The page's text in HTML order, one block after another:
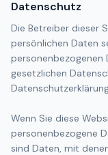
Datenschutz
Die Betreiber dieser
persönlichen Daten
personenbezogenen
gesetzlichen
Wenn Sie diese
personenbezogene
sind Daten, mit